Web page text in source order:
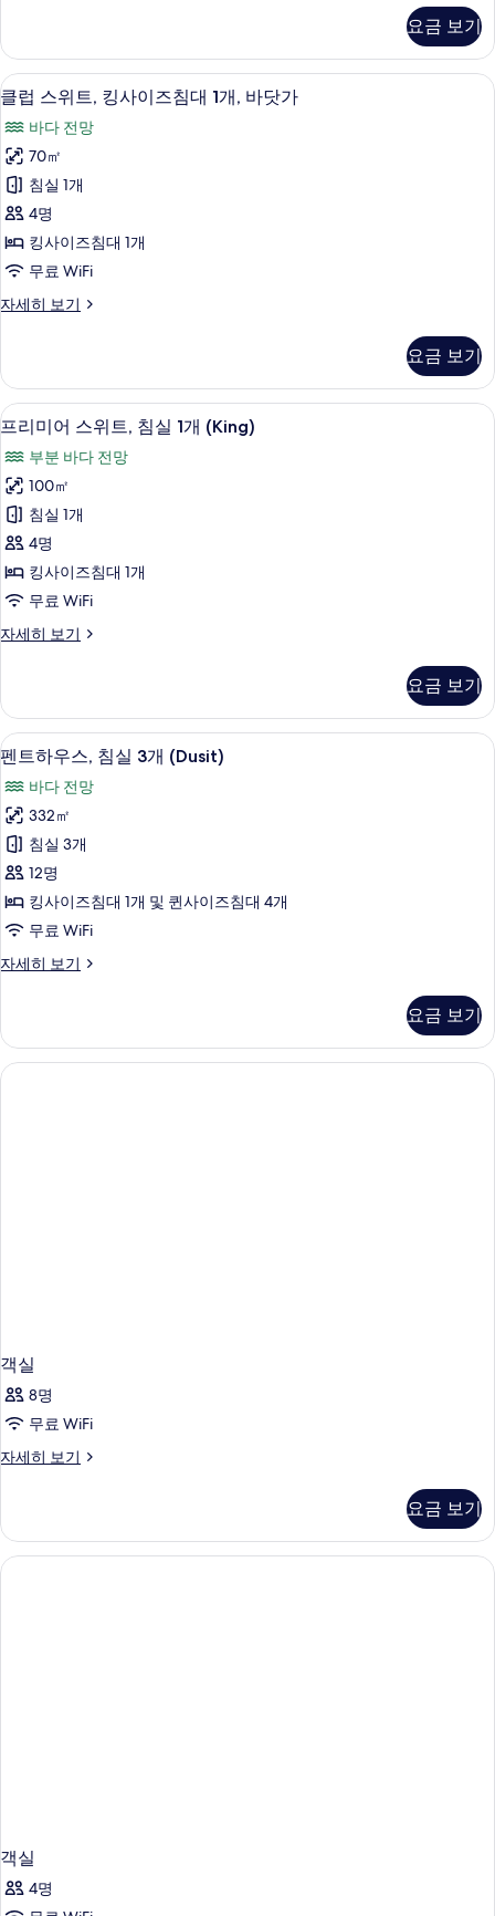
기
보
기
대
2
개,
바
닷
가
사
진
모
두
트,
퀸
사
즈
침
대
2
개,
바
닷
가
세
기
요금 보기
클
럽
스
위
트,
킹
사
이
즈
대
개,
바
닷
가
사
진
모
두
1 개의 침실, 객실 내 금고, 책상, 다리
7
클럽 스위트, 킹사이즈침대 1개, 바닷가
바다 전망
70㎡
침실 1개
4명
킹사이즈침대 1개
무료 WiFi
자세히 보기
클
트,
킹
사
즈
침
대
개,
바
닷
가
세
기
요금 보기
프
미
어
스
위
트,
침
실
개
(King)
사
진
모
두
보
기
프리미어 스위트, 침실 1개 (King) | 1
7
프리미어 스위트, 침실 1개 (King)
부분 바다 전망
100㎡
침실 1개
4명
킹사이즈침대 1개
무료 WiFi
자세히 보기
프
스
위
트,
실
개
(King)
자
세
히
보
요금 보기
펜
트
하
우
스,
침
실
개
진
모
1 개의 침실, 객실 내 금고, 책상, 다리
6
펜트하우스, 침실 3개 (Dusit)
바다 전망
332㎡
침실 3개
12명
킹사이즈침대 1개 및 퀸사이즈침대 4개
무료 WiFi
자세히 보기
펜
스,
침
실
요금 보기
객실
8명
무료 WiFi
자세히 보기
객
히
보
기
요금 보기
객실
4명